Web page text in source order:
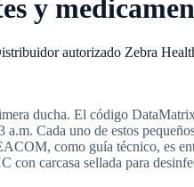
y
autorizado Zebra
ducha. El código
Cada uno de estos
como guía técnico, es
con carcasa sellada para